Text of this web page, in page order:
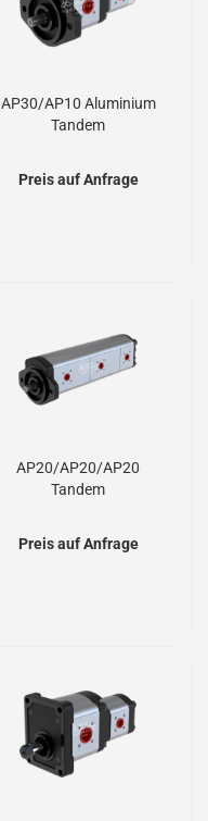
AP30/AP10 Aluminium
Tandem
Preis auf Anfrage
AP20/AP20/AP20
Tandem
Preis auf Anfrage